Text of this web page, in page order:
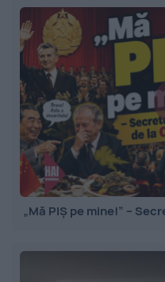
„Mă PIȘ pe mine!” –